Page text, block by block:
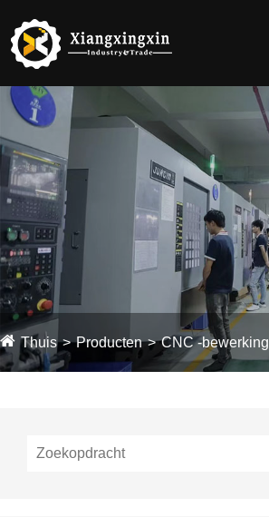
Thuis Producten CNC -bewerking